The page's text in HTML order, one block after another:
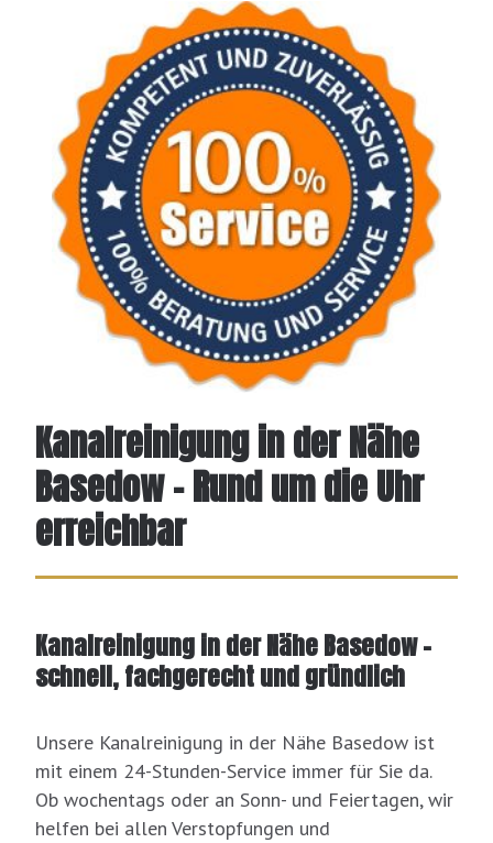
Kanalreinigung in der Nähe
Basedow - Rund um die Uhr
erreichbar
Kanalreinigung in der Nähe Basedow –
schnell, fachgerecht und gründlich
Unsere Kanalreinigung in der Nähe Basedow ist
mit einem 24-Stunden-Service immer für Sie da.
Ob wochentags oder an Sonn- und Feiertagen, wir
helfen bei allen Verstopfungen und